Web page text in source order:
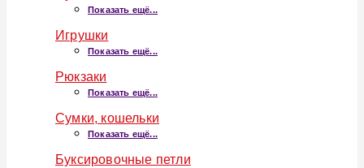
Показать ещё...
Игрушки
Показать ещё...
Рюкзаки
Показать ещё...
Сумки, кошельки
Показать ещё...
Буксировочные петли